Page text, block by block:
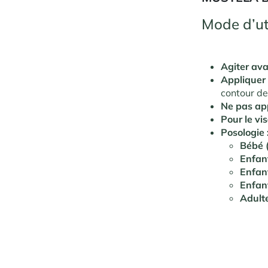
Mode
Agiter
Appliquer
contour
Ne pas
Pour le
Posologie
Bébé